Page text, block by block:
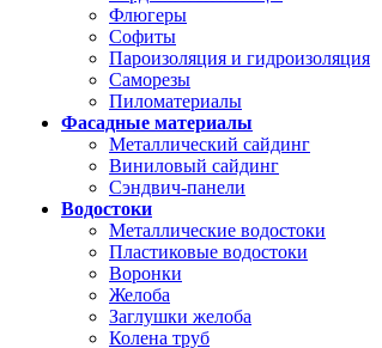
Флюгеры
Софиты
Пароизоляция и гидроизоляция
Саморезы
Пиломатериалы
Фасадные материалы
Металлический сайдинг
Виниловый сайдинг
Сэндвич-панели
Водостоки
Металлические водостоки
Пластиковые водостоки
Воронки
Желоба
Заглушки желоба
Колена труб